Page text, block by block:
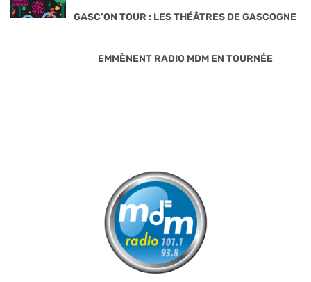
GASC’ON TOUR : LES THÉÂTRES DE GASCOGNE
EMMÈNENT RADIO MDM EN TOURNÉE